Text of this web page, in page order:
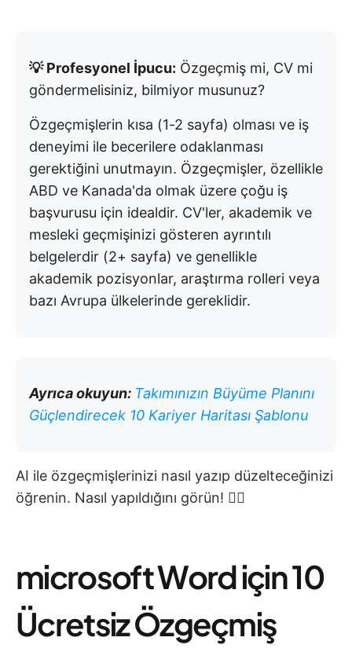
💡 Profesyonel İpucu: Özgeçmiş mi, CV mi
göndermelisiniz, bilmiyor musunuz?
Özgeçmişlerin kısa (1-2 sayfa) olması ve iş
deneyimi ile becerilere odaklanması
gerektiğini unutmayın. Özgeçmişler, özellikle
ABD ve Kanada'da olmak üzere çoğu iş
başvurusu için idealdir. CV'ler, akademik ve
mesleki geçmişinizi gösteren ayrıntılı
belgelerdir (2+ sayfa) ve genellikle
akademik pozisyonlar, araştırma rolleri veya
bazı Avrupa ülkelerinde gereklidir.
Ayrıca okuyun: Takımınızın Büyüme Planını
Güçlendirecek 10 Kariyer Haritası Şablonu
AI ile özgeçmişlerinizi nasıl yazıp düzelteceğinizi
öğrenin. Nasıl yapıldığını görün! 👇🏼
microsoft Word için 10
Ücretsiz Özgeçmiş